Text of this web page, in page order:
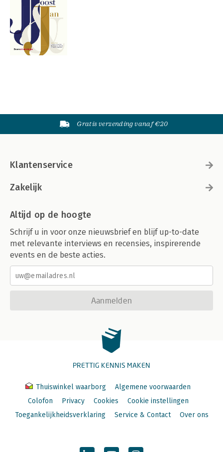
Gratis verzending vanaf €20
Klantenservice
Zakelijk
Altijd op de hoogte
Schrijf u in voor onze nieuwsbrief en blijf up-to-date
met relevante interviews en recensies, inspirerende
events en de beste acties.
Aanmelden
PRETTIG KENNIS MAKEN
Thuiswinkel waarborg
Algemene voorwaarden
Colofon
Privacy Cookies
Cookie instellingen
Toegankelijkheidsverklaring
Service & Contact Over ons